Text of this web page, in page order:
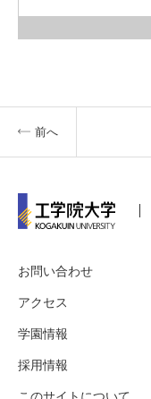
前へ
お問い合わせ
アクセス
学園情報
採用情報